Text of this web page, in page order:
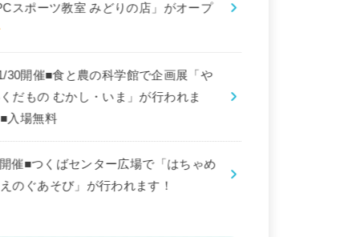
スポーツ教室 みどりの店」がオープ
30開催■食と農の科学館で企画展「や
だもの むかし・いま」が行われま
入場無料
催■つくばセンター広場で「はちゃめ
のぐあそび」が行われます！